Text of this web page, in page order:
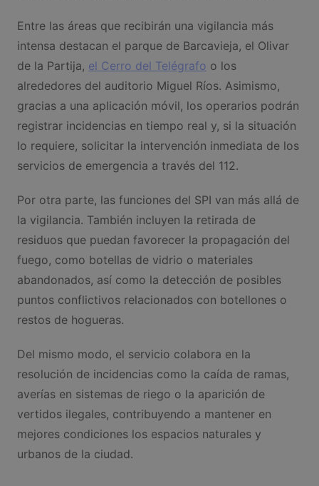
Entre las áreas que recibirán una vigilancia más
intensa destacan el parque de Barcavieja, el Olivar
de la Partija, el Cerro del Telégrafo o los
alrededores del auditorio Miguel Ríos. Asimismo,
gracias a una aplicación móvil, los operarios podrán
registrar incidencias en tiempo real y, si la situación
lo requiere, solicitar la intervención inmediata de los
servicios de emergencia a través del 112.
Por otra parte, las funciones del SPI van más allá de
la vigilancia. También incluyen la retirada de
residuos que puedan favorecer la propagación del
fuego, como botellas de vidrio o materiales
abandonados, así como la detección de posibles
puntos conflictivos relacionados con botellones o
restos de hogueras.
Del mismo modo, el servicio colabora en la
resolución de incidencias como la caída de ramas,
averías en sistemas de riego o la aparición de
vertidos ilegales, contribuyendo a mantener en
mejores condiciones los espacios naturales y
urbanos de la ciudad.